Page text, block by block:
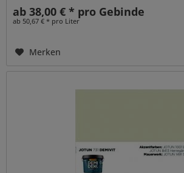
ab 38,00 € * pro Gebinde
ab 50,67 € * pro Liter
Merken